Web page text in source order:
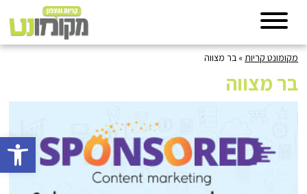
פתח
מקומונט קריות » בר מצווה
בר מצווה